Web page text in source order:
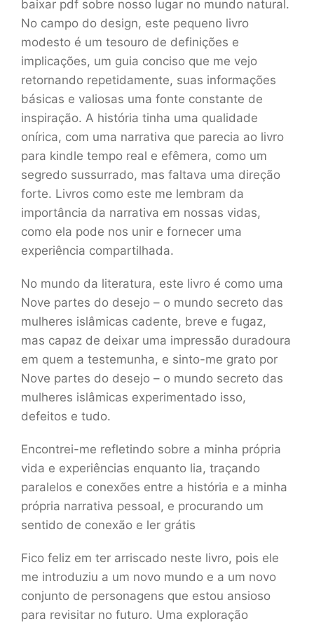
baixar pdf sobre nosso lugar no mundo natural.
No campo do design, este pequeno livro
modesto é um tesouro de definições e
implicações, um guia conciso que me vejo
retornando repetidamente, suas informações
básicas e valiosas uma fonte constante de
inspiração. A história tinha uma qualidade
onírica, com uma narrativa que parecia ao livro
para kindle tempo real e efêmera, como um
segredo sussurrado, mas faltava uma direção
forte. Livros como este me lembram da
importância da narrativa em nossas vidas,
como ela pode nos unir e fornecer uma
experiência compartilhada.
No mundo da literatura, este livro é como uma
Nove partes do desejo – o mundo secreto das
mulheres islâmicas cadente, breve e fugaz,
mas capaz de deixar uma impressão duradoura
em quem a testemunha, e sinto-me grato por
Nove partes do desejo – o mundo secreto das
mulheres islâmicas experimentado isso,
defeitos e tudo.
Encontrei-me refletindo sobre a minha própria
vida e experiências enquanto lia, traçando
paralelos e conexões entre a história e a minha
própria narrativa pessoal, e procurando um
sentido de conexão e ler grátis
Fico feliz em ter arriscado neste livro, pois ele
me introduziu a um novo mundo e a um novo
conjunto de personagens que estou ansioso
para revisitar no futuro. Uma exploração